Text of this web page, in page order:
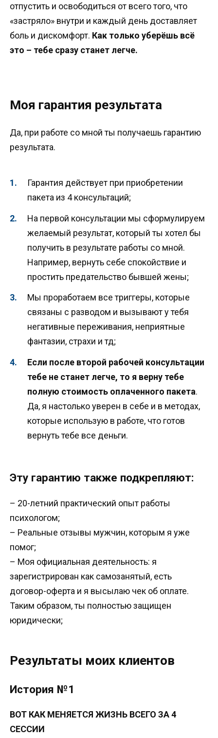
отпустить и освободиться от всего того, что
«застряло» внутри и каждый день доставляет
боль и дискомфорт. Как только уберёшь всё
это – тебе сразу станет легче.
Моя гарантия результата
Да, при работе со мной ты получаешь гарантию
результата.
Гарантия действует при приобретении
пакета из 4 консультаций;
На первой консультации мы сформулируем
желаемый результат, который ты хотел бы
получить в результате работы со мной.
Например, вернуть себе спокойствие и
простить предательство бывшей жены;
Мы проработаем все триггеры, которые
связаны с разводом и вызывают у тебя
негативные переживания, неприятные
фантазии, страхи и тд;
Если после второй рабочей консультации
тебе не станет легче, то я верну тебе
полную стоимость оплаченного пакета.
Да, я настолько уверен в себе и в методах,
которые использую в работе, что готов
вернуть тебе все деньги.
Эту гарантию также подкрепляют:
– 20-летний практический опыт работы
психологом;
– Реальные отзывы мужчин, которым я уже
помог;
– Моя официальная деятельность: я
зарегистрирован как самозанятый, есть
договор-оферта и я высылаю чек об оплате.
Таким образом, ты полностью защищен
юридически;
Результаты моих клиентов
История №1
ВОТ КАК МЕНЯЕТСЯ ЖИЗНЬ ВСЕГО ЗА 4
СЕССИИ